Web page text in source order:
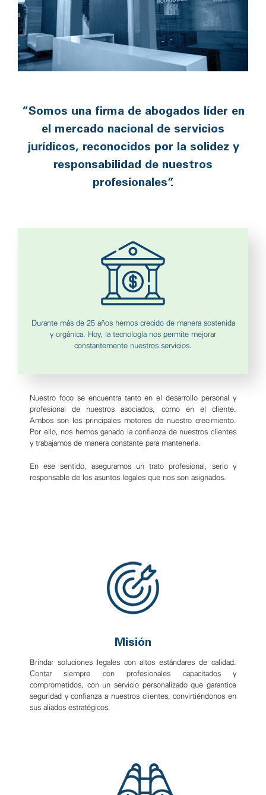
“Somos una firma de abogados líder en
el mercado nacional de servicios
jurídicos, reconocidos por la solidez y
responsabilidad de nuestros
profesionales”.
Durante más de 25 años hemos crecido de manera sostenida
y orgánica. Hoy, la tecnología nos permite mejorar
constantemente nuestros servicios.
Nuestro foco se encuentra tanto en el desarrollo personal y
profesional de nuestros asociados, como en el cliente.
Ambos son los principales motores de nuestro crecimiento.
Por ello, nos hemos ganado la confianza de nuestros clientes
y trabajamos de manera constante para mantenerla.
En ese sentido, aseguramos un trato profesional, serio y
responsable de los asuntos legales que nos son asignados.
Misión
Brindar soluciones legales con altos estándares de calidad.
Contar siempre con profesionales capacitados y
comprometidos, con un servicio personalizado que garantice
seguridad y confianza a nuestros clientes, convirtiéndonos en
sus aliados estratégicos.